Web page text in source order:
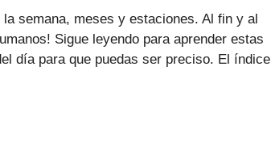
semana, meses y estaciones. Al fin y al
Sigue leyendo para aprender estas
día para que puedas ser preciso. El índice